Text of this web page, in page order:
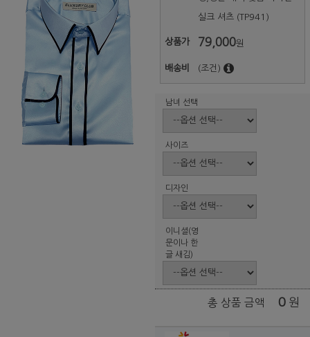
실크 셔츠 (TP941)
상품가 79,000원
배송비 (조건)
남녀 선택
사이즈
디자인
이니셜(영
문이나 한
글 새김)
총 상품 금액 0 원